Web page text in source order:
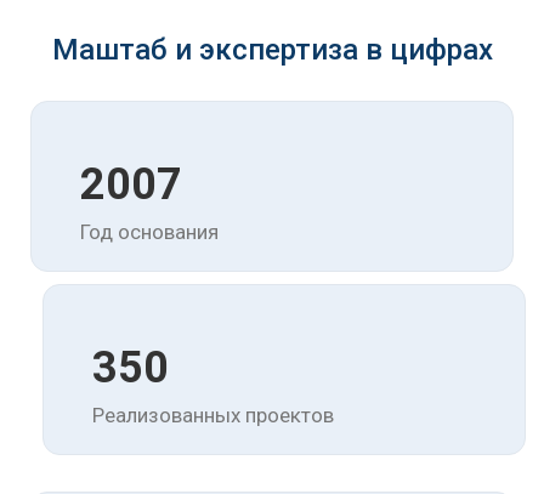
Маштаб и экспертиза в цифрах
2007
Год основания
350
Реализованных проектов